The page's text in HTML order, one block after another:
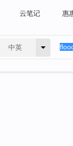
云笔记 惠
中英